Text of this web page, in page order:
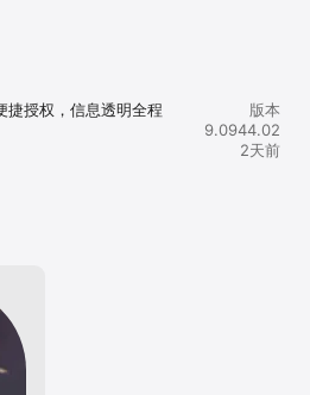
未到期，在用户购买会员服务之后，
试用期所剩余的天数，以用户购买为
或终止本服务：
app purchase）自动续费用户退订方
" --> 进入"iTunes Store与App Store" -
会自动续订。
请按照上述流程或墨迹天气公布的流
legal/internet-
我从来没想到会因
评，毕竟天气软件
样，一直用墨迹也
现在这个纸片人偶
真的很走心，希望
捷授权，信息透明全程
版本
9.0944.02
2天前